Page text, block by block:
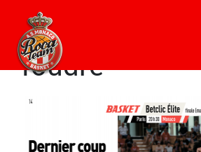
Dernier coup de
foudre